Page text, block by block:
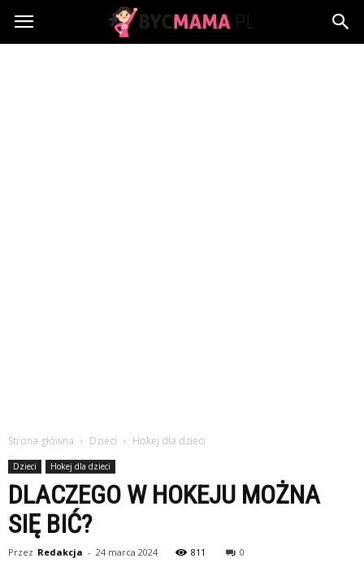
BycMama.pl
Strona główna Dzieci Hokej dla dzieci
Dzieci Hokej dla dzieci
DLACZEGO W HOKEJU MOŻNA
SIĘ BIĆ?
Przez Redakcja - 24 marca 2024 811 0